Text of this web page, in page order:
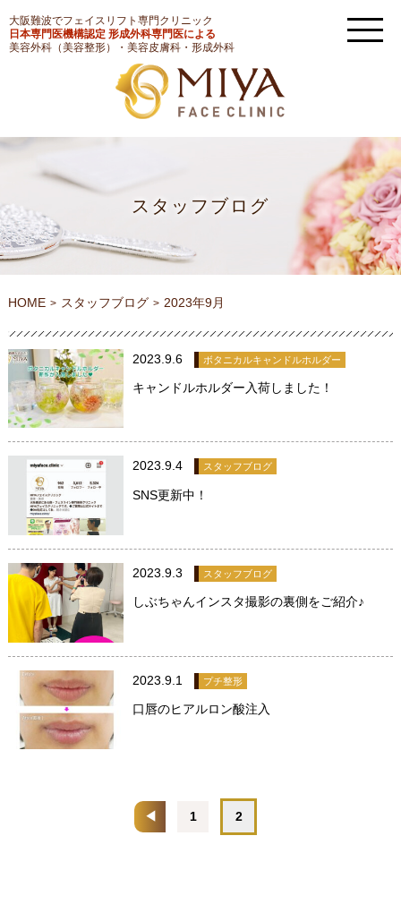
大阪難波でフェイスリフト専門クリニック
日本専門医機構認定 形成外科専門医による
美容外科（美容整形）・美容皮膚科・形成外科
スタッフブログ
HOME スタッフブログ 2023年9月
2023.9.6 ボタニカルキャンドルホルダー
キャンドルホルダー入荷しました！
2023.9.4 スタッフブログ
SNS更新中！
2023.9.3 スタッフブログ
しぶちゃんインスタ撮影の裏側をご紹介♪
2023.9.1 プチ整形
口唇のヒアルロン酸注入
◀ 1 2